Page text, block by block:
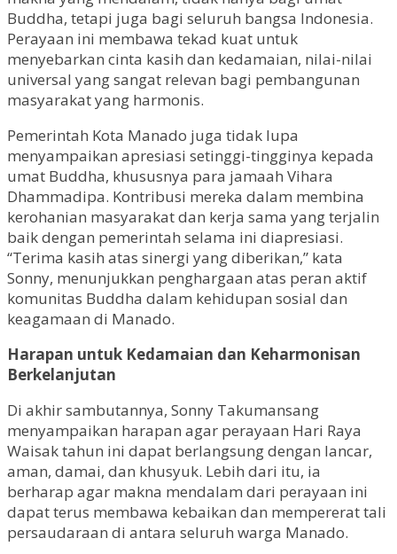
Buddha, tetapi juga bagi seluruh bangsa Indonesia.
Perayaan ini membawa tekad kuat untuk
menyebarkan cinta kasih dan kedamaian, nilai-nilai
universal yang sangat relevan bagi pembangunan
masyarakat yang harmonis.
Pemerintah Kota Manado juga tidak lupa
menyampaikan apresiasi setinggi-tingginya kepada
umat Buddha, khususnya para jamaah Vihara
Dhammadipa. Kontribusi mereka dalam membina
kerohanian masyarakat dan kerja sama yang terjalin
baik dengan pemerintah selama ini diapresiasi.
“Terima kasih atas sinergi yang diberikan,” kata
Sonny, menunjukkan penghargaan atas peran aktif
komunitas Buddha dalam kehidupan sosial dan
keagamaan di Manado.
Harapan untuk Kedamaian dan Keharmonisan
Berkelanjutan
Di akhir sambutannya, Sonny Takumansang
menyampaikan harapan agar perayaan Hari Raya
Waisak tahun ini dapat berlangsung dengan lancar,
aman, damai, dan khusyuk. Lebih dari itu, ia
berharap agar makna mendalam dari perayaan ini
dapat terus membawa kebaikan dan mempererat tali
persaudaraan di antara seluruh warga Manado.